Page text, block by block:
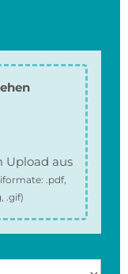
Upload aus
.pdf,
.gif)